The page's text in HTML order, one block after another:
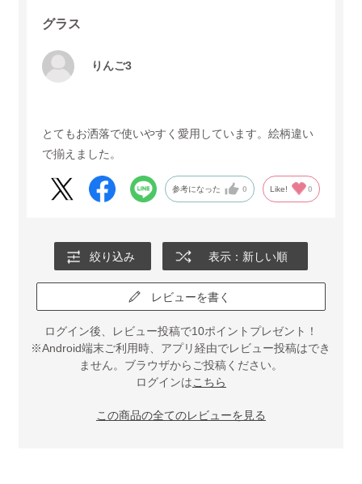
グラス
りんご3
とてもお洒落で使いやすく愛用しています。絵柄違い
で揃えました。
参考になった 0 Like! 0
絞り込み 表示：新しい順
レビューを書く
ログイン後、レビュー投稿で10ポイントプレゼント！
※Android端末ご利用時、アプリ経由でレビュー投稿はでき
ません。ブラウザからご投稿ください。
ログインはこちら
この商品の全てのレビューを見る